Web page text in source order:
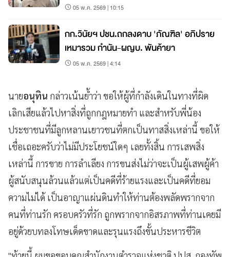
05 พ.ค. 2569 | 10:15
กก.วินัยฯ ปชน.ถกลงดาบ 'ภัณฑิล' อภิปราย
เหมารวม กำนัน-ผญบ. พันค้ายา
05 พ.ค. 2569 | 4:14
นายอนุทิน กล่าวเน้นย้ำว่า ขอให้ผู้ที่กำลังเดินในทางที่ผิด
เลิกเสียแล้วไปหาสิ่งที่ถูกกฎหมายทำ และสำหรับพี่น้อง
ประชาชนที่มีลูกหลานเยาวชนที่ตกเป็นทาสสิ่งเหล่านี้ ขอให้
เชื่อเถอะครับว่าไม่มีประโยชน์ใดๆ เลยทั้งสิ้น การเสพสิ่ง
เหล่านี้ การขาย การลำเลียง การขนส่งไม่ว่าจะเป็นผู้เสพผู้ค้า
ผู้สนับสนุนล้วนแล้วแต่เป็นคดีที่ร้ายแรงและเป็นคดีที่ยอม
ความไม่ได้ เป็นอาญาแผ่นดินทำให้ท่านต้องพลัดพรากจาก
คนที่ท่านรัก ครอบครัวที่รัก ถูกพรากจากอิสรภาพที่ท่านเคยมี
อยู่ด้วยบทลงโทษเด็ดขาดและรุนแรงถึงขั้นประหารชีวิต